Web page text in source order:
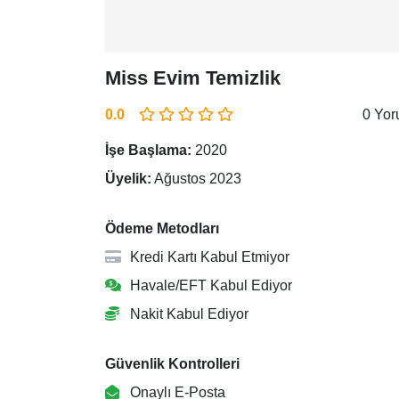
Miss Evim Temizlik
0.0 0
İşe Başlama: 2020
Üyelik: Ağustos 2023
Ödeme Metodları
Kredi Kartı Kabul Etmiyor
Havale/EFT Kabul Ediyor
Nakit Kabul Ediyor
Güvenlik Kontrolleri
Onaylı E-Posta